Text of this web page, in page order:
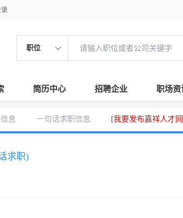
职位
简历中心 招聘企业 职场资
息 一句话求职信息 [我要发布嘉祥人才
求职)